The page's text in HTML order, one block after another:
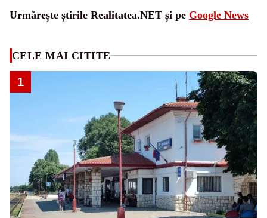
Urmărește știrile Realitatea.NET și pe Google News
CELE MAI CITITE
1